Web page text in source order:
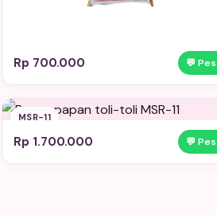
Rp 700.000 💬
MSR-11
Rp 1.700.000 💬